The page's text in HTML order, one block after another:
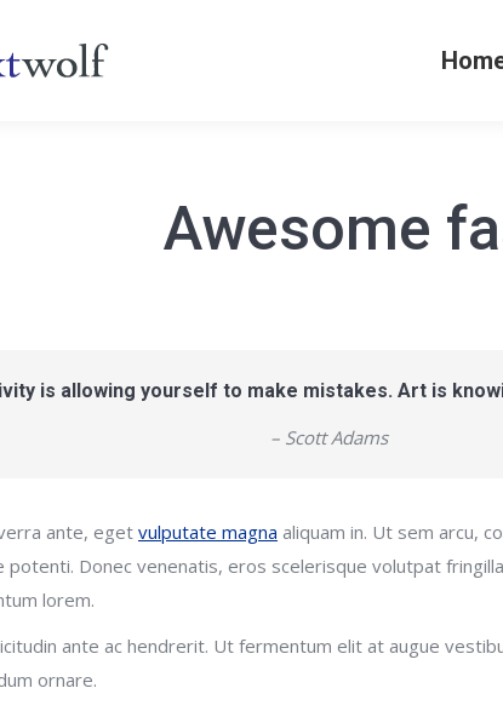
Awesome
is allowing yourself to make mistakes. Art is
– Scott Adams
ante, eget vulputate magna aliquam in. Ut sem arcu,
potenti. Donec venenatis, eros scelerisque volutpat
lorem.
ante ac hendrerit. Ut fermentum elit at augue
ornare.